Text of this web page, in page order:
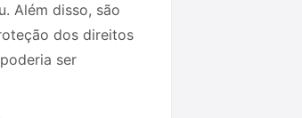
Além disso, são
dos direitos
ser